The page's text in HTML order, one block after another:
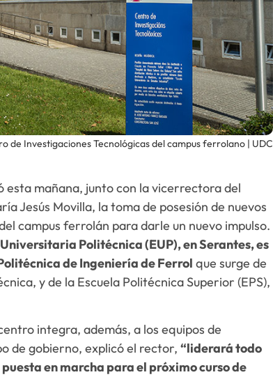
de Investigaciones Tecnológicas del campus ferrolano | UDC
esta mañana, junto con la vicerrectora del
Jesús Movilla, la toma de posesión de nuevos
campus ferrolán para darle un nuevo impulso.
Politécnica (EUP), en Serantes, es
de Ingeniería de Ferrol que surge de
y de la Escuela Politécnica Superior (EPS),
integra, además, a los equipos de
de gobierno, explicó el rector,“liderará todo
en marcha para el próximo curso de